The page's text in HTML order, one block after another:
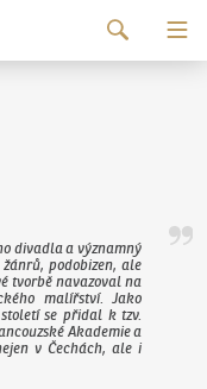
divadla a významný
podobizen, ale
tvorbě navazoval na
malířství. Jako
se přidal k tzv.
Akademie a
v Čechách, ale i